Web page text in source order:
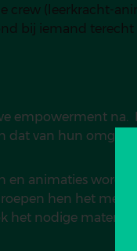
crew (leerkracht-
bij iemand
empowerment
dat van hun
en animaties
hen het
het nodige